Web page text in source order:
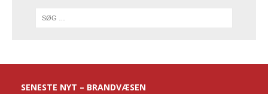
SENESTE NYT – BRANDVÆSEN